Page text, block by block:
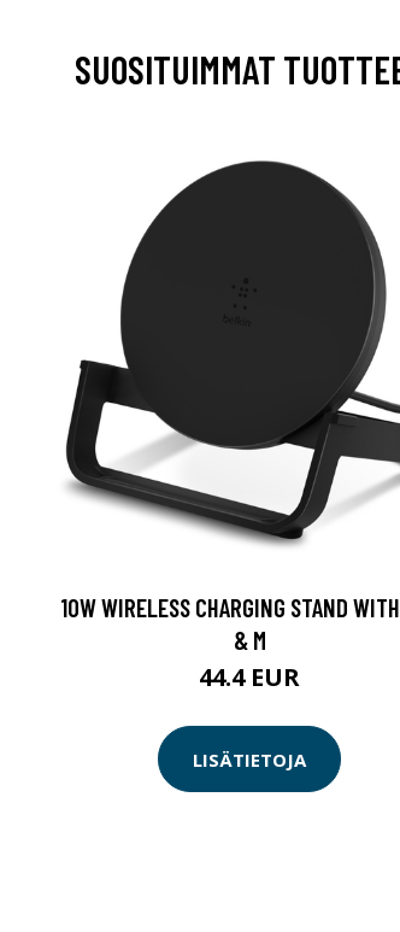
SUOSITUIMMAT
10W WIRELESS CHARGING STAND
& M
44.4 EUR
LISÄTIETOJA